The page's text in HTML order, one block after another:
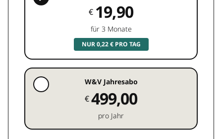
€ 19,90
für 3 Monate
NUR 0,22 € PRO TAG
W&V Jahresabo
€499,00
pro Jahr